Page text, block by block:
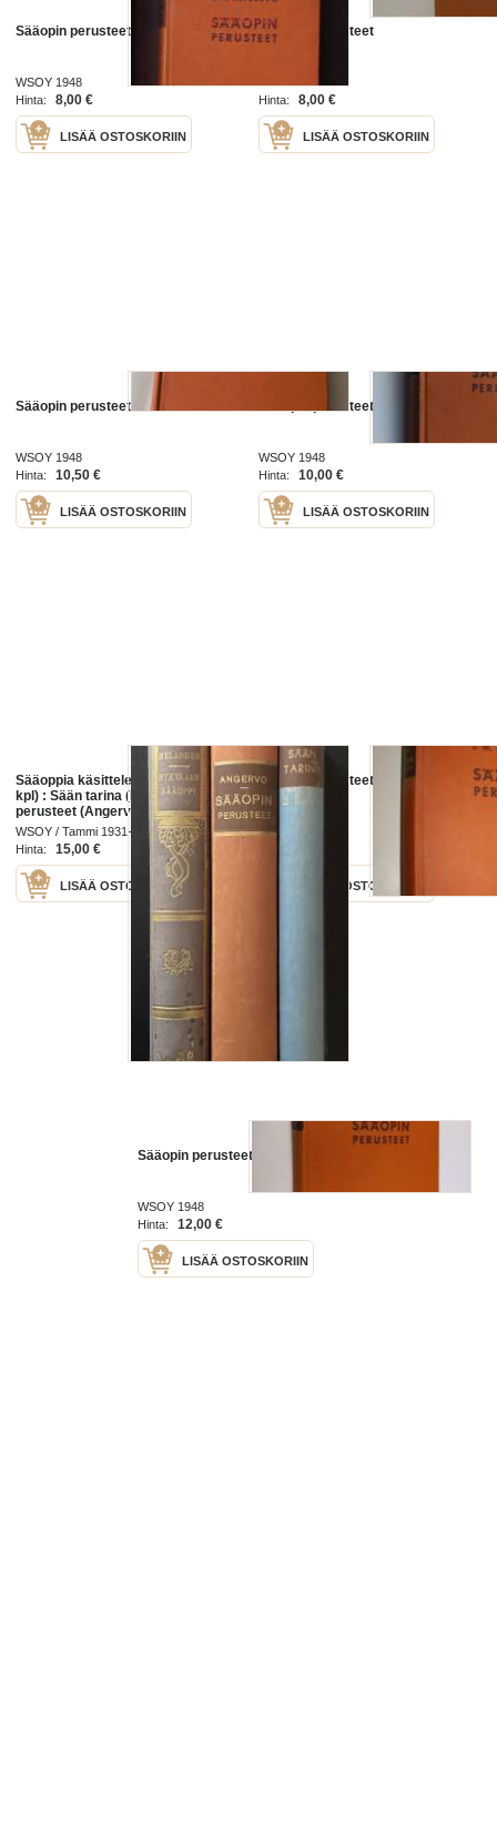
Sääopin perusteet
WSOY 1948
Hinta:
8,00 €
LISÄÄ OSTOSKORIIN
Sääopin perusteet
Hinta:
8,00 €
LISÄÄ OSTOSKORIIN
Sääopin perusteet
WSOY 1948
Hinta:
10,50 €
LISÄÄ OSTOSKORIIN
Sääopin perusteet
WSOY 1948
Hinta:
10,00 €
LISÄÄ OSTOSKORIIN
Sääoppia käsitteleviä teoksia (3
kpl) : Sään tarina (Miller), Sääopin
perusteet (Angervo) ja Nykyajan
sääoppi (Melander)
WSOY / Tammi 1931-1953
Hinta:
15,00 €
LISÄÄ OSTOSKORIIN
Sääopin perusteet
WSOY 1948
LISÄÄ OSTOSKORIIN
Sääopin perusteet
WSOY 1948
Hinta:
12,00 €
LISÄÄ OSTOSKORIIN